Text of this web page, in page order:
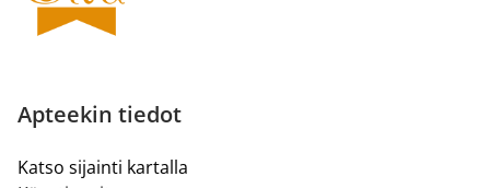
Apteekin tiedot
Katso sijainti kartalla